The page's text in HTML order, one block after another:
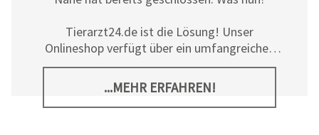
Tierarzt24.de ist die Lösung! Unser
Onlineshop verfügt über ein umfangreiches
Sortiment an Diät- und
Ergänzungsfuttermitteln, Pflegeprodukten
sowie allerlei tierischem Zubehör für Hunde,
Katzen und Pferde. Neben den hochwertigen
...MEHR ERFAHREN!